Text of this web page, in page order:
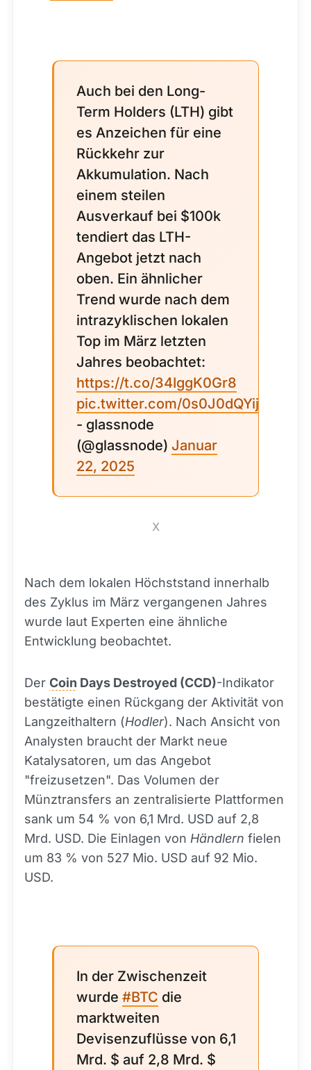
Auch bei den Long-
Term Holders (LTH) gibt
es Anzeichen für eine
Rückkehr zur
Akkumulation. Nach
einem steilen
Ausverkauf bei $100k
tendiert das LTH-
Angebot jetzt nach
oben. Ein ähnlicher
Trend wurde nach dem
intrazyklischen lokalen
Top im März letzten
Jahres beobachtet:
https://t.co/34IggK0Gr8
pic.twitter.com/0s0J0dQYij
- glassnode
(@glassnode) Januar
22, 2025
X
Nach dem lokalen Höchststand innerhalb
des Zyklus im März vergangenen Jahres
wurde laut Experten eine ähnliche
Entwicklung beobachtet.
Der Coin Days Destroyed (CCD)-Indikator
bestätigte einen Rückgang der Aktivität von
Langzeithaltern (Hodler). Nach Ansicht von
Analysten braucht der Markt neue
Katalysatoren, um das Angebot
"freizusetzen". Das Volumen der
Münztransfers an zentralisierte Plattformen
sank um 54 % von 6,1 Mrd. USD auf 2,8
Mrd. USD. Die Einlagen von Händlern fielen
um 83 % von 527 Mio. USD auf 92 Mio.
USD.
In der Zwischenzeit
wurde #BTC die
marktweiten
Devisenzuflüsse von 6,1
Mrd. $ auf 2,8 Mrd. $